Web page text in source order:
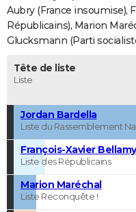
FORUM
Bricolage
Lifestyle
Culture
SportAuto
Television
Voyage
Cinema
Aubry (France insoumise),
Républicains), Marion
Glucksmann (Parti
Tête de liste
Liste
Jordan Bardella
Liste du Rassemblement
François-Xavier Bellamy
Liste des Républicains
Marion Maréchal
Liste Reconquête !